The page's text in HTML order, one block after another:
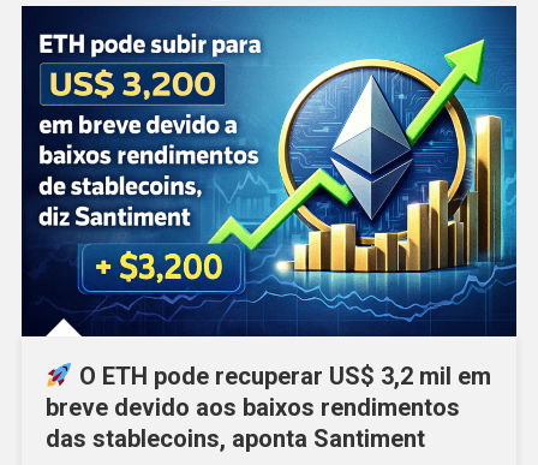
O ETH pode recuperar US$ 3,2 mil em
breve devido aos baixos rendimentos
das stablecoins, aponta Santiment